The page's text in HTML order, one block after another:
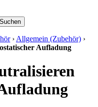
Suchen
› Allgemein (Zubehör) ›
Aufladung